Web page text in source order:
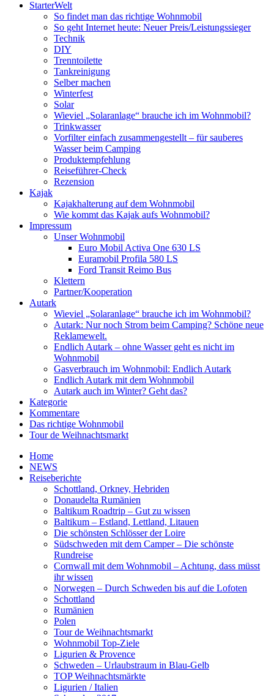
StarterWelt
So findet man das richtige Wohnmobil
So geht Internet heute: Neuer Preis/Leistungssieger
Technik
DIY
Trenntoilette
Tankreinigung
Selber machen
Winterfest
Solar
Wieviel „Solaranlage“ brauche ich im Wohnmobil?
Trinkwasser
Vorfilter einfach zusammengestellt – für sauberes
Wasser beim Camping
Produktempfehlung
Reiseführer-Check
Rezension
Kajak
Kajakhalterung auf dem Wohnmobil
Wie kommt das Kajak aufs Wohnmobil?
Impressum
Unser Wohnmobil
Euro Mobil Activa One 630 LS
Euramobil Profila 580 LS
Ford Transit Reimo Bus
Klettern
Partner/Kooperation
Autark
Wieviel „Solaranlage“ brauche ich im Wohnmobil?
Autark: Nur noch Strom beim Camping? Schöne neue
Reklamewelt.
Endlich Autark – ohne Wasser geht es nicht im
Wohnmobil
Gasverbrauch im Wohnmobil: Endlich Autark
Endlich Autark mit dem Wohnmobil
Autark auch im Winter? Geht das?
Kategorie
Kommentare
Das richtige Wohnmobil
Tour de Weihnachtsmarkt
Home
NEWS
Reiseberichte
Schottland, Orkney, Hebriden
Donaudelta Rumänien
Baltikum Roadtrip – Gut zu wissen
Baltikum – Estland, Lettland, Litauen
Die schönsten Schlösser der Loire
Südschweden mit dem Camper – Die schönste
Rundreise
Cornwall mit dem Wohnmobil – Achtung, dass müsst
ihr wissen
Norwegen – Durch Schweden bis auf die Lofoten
Schottland
Rumänien
Polen
Tour de Weihnachtsmarkt
Wohnmobil Top-Ziele
Ligurien & Provence
Schweden – Urlaubstraum in Blau-Gelb
TOP Weihnachtsmärkte
Ligurien / Italien